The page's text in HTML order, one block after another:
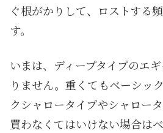
ぐ根がかりして、ロストする
す。
いまは、ディープタイプのエ
りません。重くてもベーシッ
クシャロータイプやシャロー
買わなくてはいけない場合は